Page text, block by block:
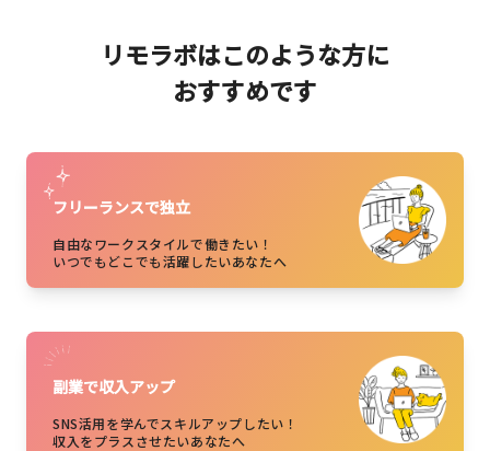
リモラボはこのような方に
おすすめです
フリーランスで独立
自由なワークスタイルで働きたい！
いつでもどこでも活躍したいあなたへ
副業で収入アップ
SNS活用を学んでスキルアップしたい！
収入をプラスさせたいあなたへ